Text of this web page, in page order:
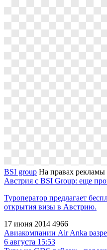
BSI group На правах рекламы
Австрия с BSI Group: еще
Туроператор предлагает
открытия визы в Австрию.
17 июня 2014 4966
Авиакомпании Air Anka
6 августа 15:53